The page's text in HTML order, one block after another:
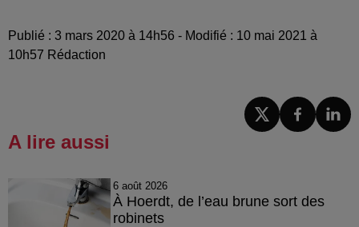
Publié : 3 mars 2020 à 14h56 - Modifié : 10 mai 2021 à
10h57 Rédaction
A lire aussi
6 août 2026
À Hoerdt, de l’eau brune sort des
robinets